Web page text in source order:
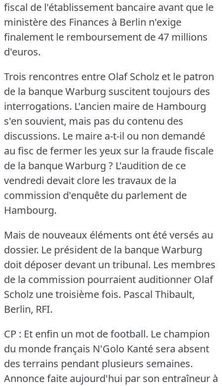
fiscal de l'établissement bancaire avant que le
ministère des Finances à Berlin n'exige
finalement le remboursement de 47 millions
d'euros.
Trois rencontres entre Olaf Scholz et le patron
de la banque Warburg suscitent toujours des
interrogations. L'ancien maire de Hambourg
s'en souvient, mais pas du contenu des
discussions. Le maire a-t-il ou non demandé
au fisc de fermer les yeux sur la fraude fiscale
de la banque Warburg ? L'audition de ce
vendredi devait clore les travaux de la
commission d'enquête du parlement de
Hambourg.
Mais de nouveaux éléments ont été versés au
dossier. Le président de la banque Warburg
doit déposer devant un tribunal. Les membres
de la commission pourraient auditionner Olaf
Scholz une troisième fois. Pascal Thibault,
Berlin, RFI.
CP : Et enfin un mot de football. Le champion
du monde français N'Golo Kanté sera absent
des terrains pendant plusieurs semaines.
Annonce faite aujourd'hui par son entraîneur à